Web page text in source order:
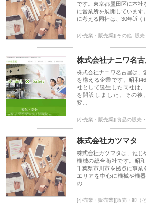
です。東京都墨田区に本社
に営業所を展開していま
に考える同社は、30年近
[小売業・販売業][その他_販売
株式会社ナニワ名
株式会社ナニワ名古屋は、
を構える企業です。昭和
社として誕生した同社は
を開設しました。その後
変…
[小売業・販売業][食品の販売
株式会社カツマタ
株式会社カツマタは、ねじ
機械の総合商社です。昭
千葉県市川市を拠点に事業
エリアを中心に機械や機
の…
[小売業・販売業][販売・卸（